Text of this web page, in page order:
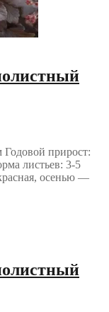
прирост:
листьев: 3-5
осенью —